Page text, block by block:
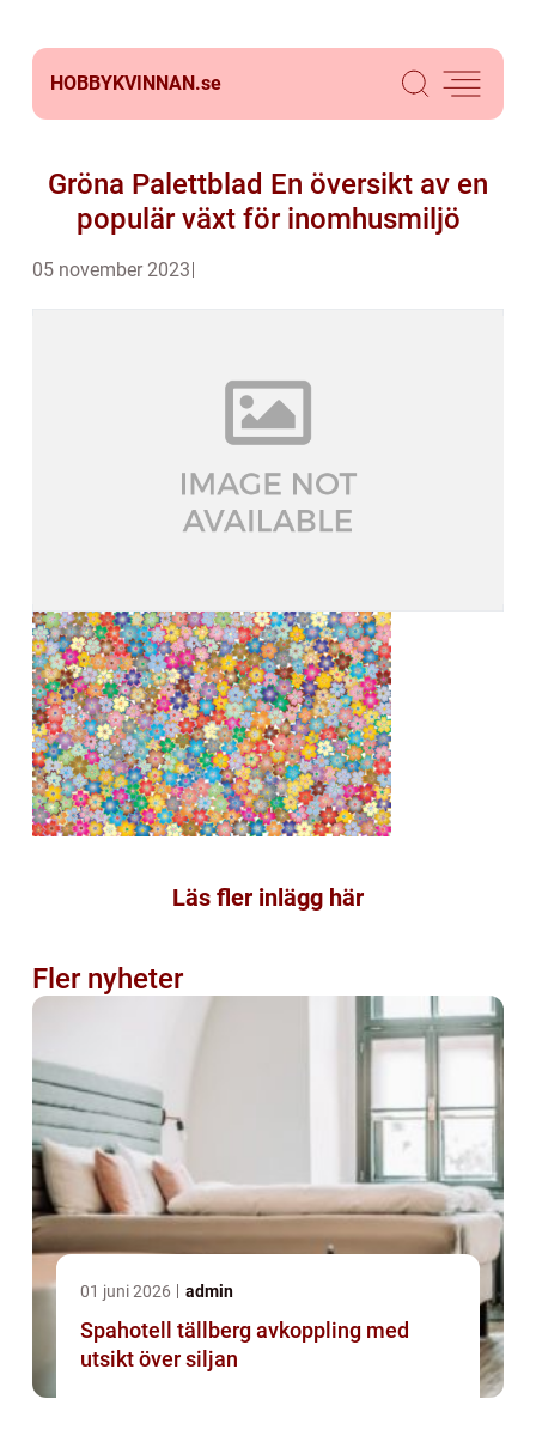
HOBBYKVINNAN.se
Gröna Palettblad En översikt av en
populär växt för inomhusmiljö
05 november 2023
Läs fler inlägg här
Fler nyheter
01 juni 2026 admin
Spahotell tällberg avkoppling med
utsikt över siljan